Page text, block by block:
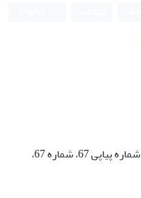
دوره 17، شماره 3 - شماره پیاپی 67، شماره 67،